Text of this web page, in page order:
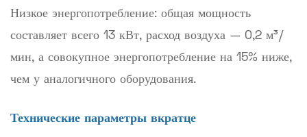
Низкое энергопотребление: общая мощность
составляет всего 13 кВт, расход воздуха — 0,2 м³/
мин, а совокупное энергопотребление на 15% ниже,
чем у аналогичного оборудования.
Технические параметры вкратце